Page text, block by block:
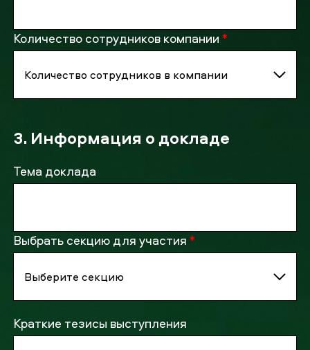
Количество сотрудников компании*
3. Информация о докладе
Тема доклада
Выбрать секцию для участия*
Краткие тезисы выступления